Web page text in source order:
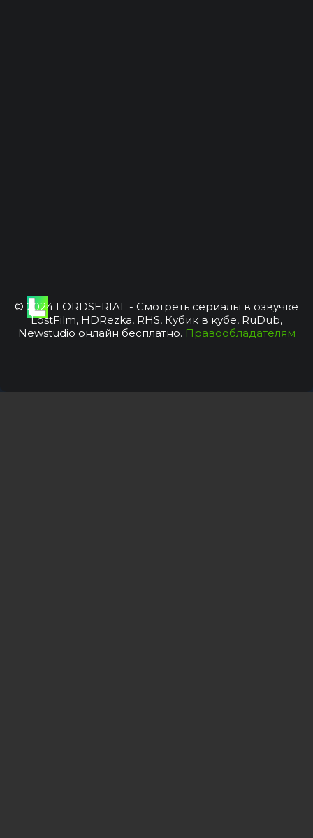
© 2024 LORDSERIAL - Смотреть сериалы в озвучке
LostFilm, HDRezka, RHS, Кубик в кубе, RuDub,
Newstudio онлайн бесплатно. Правообладателям